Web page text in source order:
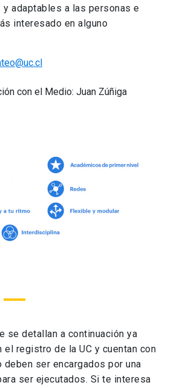
adaptables a las personas e
interesado en alguno
con el Medio: Juan Zúñiga
se detallan a continuación ya
registro de la UC y cuentan con
ser encargados por una
ser ejecutados. Si te interesa